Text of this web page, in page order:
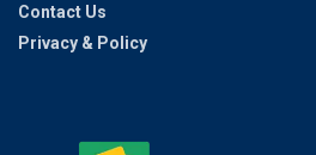
Contact Us
Privacy & Policy